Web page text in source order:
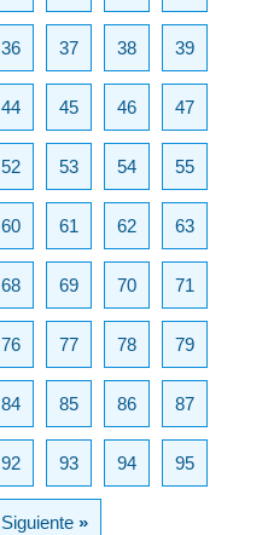
36 37 38 39
44 45 46 47
52 53 54 55
60 61 62 63
68 69 70 71
76 77 78 79
84 85 86 87
92 93 94 95
Siguiente»